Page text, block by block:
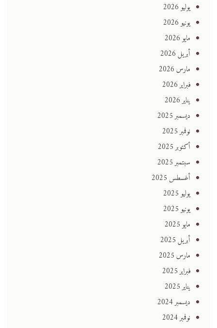
يوليو 2026
يونيو 2026
مايو 2026
أبريل 2026
مارس 2026
فبراير 2026
يناير 2026
ديسمبر 2025
نوفمبر 2025
أكتوبر 2025
سبتمبر 2025
أغسطس 2025
يوليو 2025
يونيو 2025
مايو 2025
أبريل 2025
مارس 2025
فبراير 2025
يناير 2025
ديسمبر 2024
نوفمبر 2024